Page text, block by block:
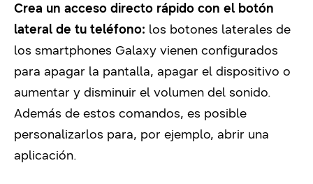
Crea un acceso directo rápido con el botón
lateral de tu teléfono: los botones laterales de
los smartphones Galaxy vienen configurados
para apagar la pantalla, apagar el dispositivo o
aumentar y disminuir el volumen del sonido.
Además de estos comandos, es posible
personalizarlos para, por ejemplo, abrir una
aplicación.